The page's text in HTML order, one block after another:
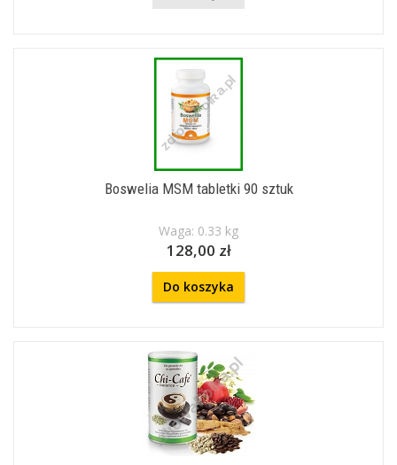
Boswelia MSM tabletki 90 sztuk
Waga: 0.33 kg
128,00 zł
Do koszyka